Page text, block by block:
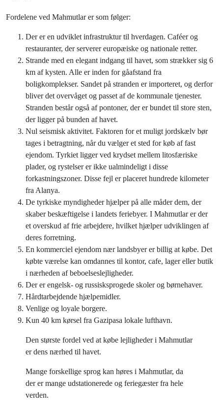
Fordelene ved Mahmutlar er som følger:
Der er en udviklet infrastruktur til hverdagen. Caféer og
restauranter, der serverer europæiske og nationale retter.
Strande med en elegant indgang til havet, som strækker sig 6
km af kysten. Alle er inden for gåafstand fra
boligkomplekser. Sandet på stranden er importeret, og derfor
bliver det overvåget og passet af de kommunale tjenester.
Stranden består også af pontoner, der er bundet til store sten,
der ligger på bunden af havet.
Nul seismisk aktivitet. Faktoren for et muligt jordskælv bør
tages i betragtning, når du vælger et sted for køb af fast
ejendom. Tyrkiet ligger ved krydset mellem litosfæriske
plader, og rystelser er ikke ualmindeligt i disse
forkastningszoner. Disse fejl er placeret hundrede kilometer
fra Alanya.
De tyrkiske myndigheder hjælper på alle måder dem, der
skaber beskæftigelse i landets feriebyer. I Mahmutlar er der
et overskud af frie arbejdere, hvilket hjælper udviklingen af
deres forretning.
En kommerciel ejendom nær landsbyer er billig at købe. Det
købte værelse kan omdannes til kontor, cafe, lager eller butik
i nærheden af beboelseslejligheder.
Der er engelsk- og russisksprogede skoler og børnehaver.
Hårdtarbejdende hjælpemidler.
Venlige og loyale borgere.
Kun 40 km kørsel fra Gazipasa lokale lufthavn.
Den største fordel ved at købe lejligheder i Mahmutlar
er dens nærhed til havet.
Mange forskellige sprog kan høres i Mahmutlar, da
der er mange udstationerede og feriegæster fra hele
verden.